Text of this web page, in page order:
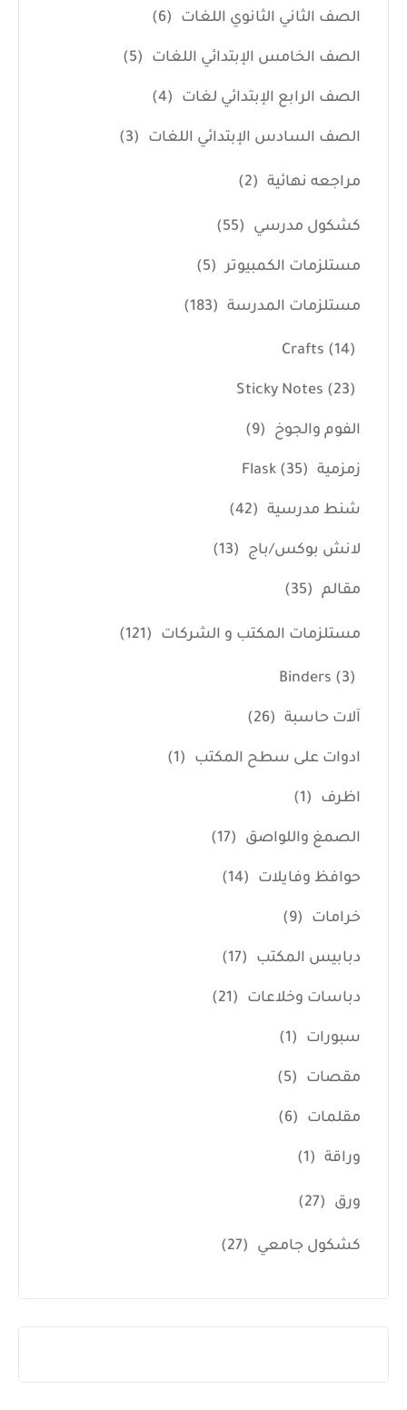
الصف الثاني الثانوي اللغات (6)
الصف الخامس الإبتدائي اللغات (5)
الصف الرابع الإبتدائي لغات (4)
الصف السادس الإبتدائي اللغات (3)
مراجعه نهائية (2)
كشكول مدرسي (55)
مستلزمات الكمبيوتر (5)
مستلزمات المدرسة (183)
Crafts (14)
Sticky Notes (23)
الفوم والجوخ (9)
زمزمية Flask (35)
شنط مدرسية (42)
لانش بوكس/باج (13)
مقالم (35)
مستلزمات المكتب و الشركات (121)
Binders (3)
آلات حاسبة (26)
ادوات على سطح المكتب (1)
اظرف (1)
الصمغ واللواصق (17)
حوافظ وفايلات (14)
خرامات (9)
دبابيس المكتب (17)
دباسات وخلاعات (21)
سبورات (1)
مقصات (5)
مقلمات (6)
وراقة (1)
ورق (27)
كشكول جامعي (27)